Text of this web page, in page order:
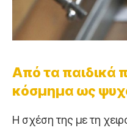
Από τα παιδικά
κόσμημα ως
Η σχέση της με τη